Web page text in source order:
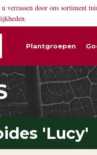
verrassen door ons sortiment
Plantgroepen
'Lucy'